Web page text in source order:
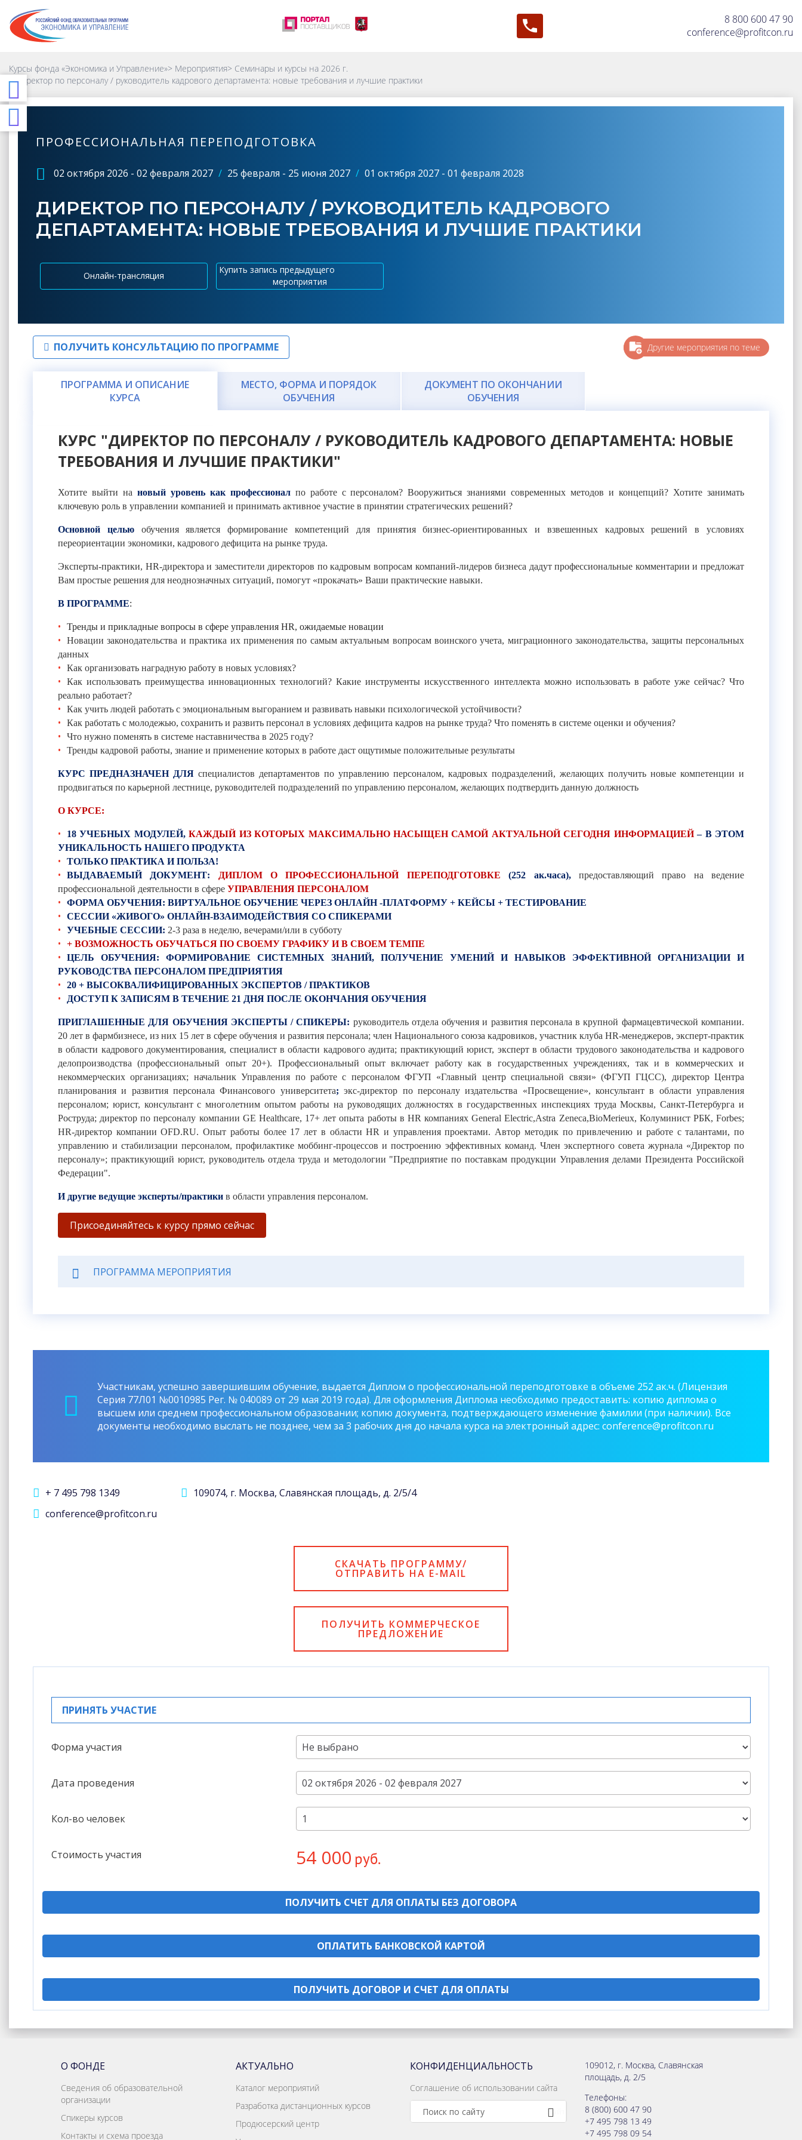
8 800 600 47 90
conference@profitcon.ru
Курсы фонда «Экономика и Управление»> Мероприятия> Семинары и курсы на 2026 г.
>Директор по персоналу / руководитель кадрового департамента: новые требования и лучшие практики
ПРОФЕССИОНАЛЬНАЯ ПЕРЕПОДГОТОВКА
02 октября 2026 - 02 февраля 2027 / 25 февраля - 25 июня 2027 / 01 октября 2027 - 01 февраля 2028
ДИРЕКТОР ПО ПЕРСОНАЛУ / РУКОВОДИТЕЛЬ КАДРОВОГО
ДЕПАРТАМЕНТА: НОВЫЕ ТРЕБОВАНИЯ И ЛУЧШИЕ ПРАКТИКИ
Онлайн-трансляция
Купить запись предыдущего
мероприятия
ПОЛУЧИТЬ КОНСУЛЬТАЦИЮ ПО ПРОГРАММЕ Другие мероприятия по теме
ПРОГРАММА И ОПИСАНИЕ
КУРСА
МЕСТО, ФОРМА И ПОРЯДОК
ОБУЧЕНИЯ
ДОКУМЕНТ ПО ОКОНЧАНИИ
ОБУЧЕНИЯ
КУРС "ДИРЕКТОР ПО ПЕРСОНАЛУ / РУКОВОДИТЕЛЬ КАДРОВОГО ДЕПАРТАМЕНТА: НОВЫЕ
ТРЕБОВАНИЯ И ЛУЧШИЕ ПРАКТИКИ"
Хотите выйти на новый уровень как профессионал по работе с персоналом? Вооружиться знаниями современных методов и концепций? Хотите занимать
ключевую роль в управлении компанией и принимать активное участие в принятии стратегических решений?
Основной целью обучения
является формирование компетенций для принятия бизнес-ориентированных и взвешенных кадровых решений в условиях
переориентации экономики, кадрового дефицита на рынке труда.
Эксперты-практики, HR-директора и заместители директоров по кадровым вопросам компаний-лидеров бизнеса дадут профессиональные комментарии и предложат
Вам простые решения для неоднозначных ситуаций, помогут «прокачать» Ваши практические навыки.
В ПРОГРАММЕ:
Тренды и прикладные вопросы в сфере управления HR, ожидаемые новации
Новации законодательства и практика их применения по самым актуальным вопросам воинского учета, миграционного законодательства, защиты персональных
данных
Как организовать наградную работу в новых условиях?
Как использовать преимущества инновационных технологий? Какие инструменты искусственного интеллекта можно использовать в работе уже сейчас? Что
реально работает?
Как учить людей работать с эмоциональным выгоранием и развивать навыки психологической устойчивости?
Как работать с молодежью, сохранить и развить персонал в условиях дефицита кадров на рынке труда? Что поменять в системе оценки и обучения?
Что нужно поменять в системе наставничества в 2025 году?
Тренды кадровой работы, знание и применение которых в работе даст ощутимые положительные результаты
КУРС ПРЕДНАЗНАЧЕН ДЛЯ специалистов департаментов по управлению персоналом, кадровых подразделений, желающих получить новые компетенции и
продвигаться по карьерной лестнице, руководителей подразделений по управлению персоналом, желающих подтвердить данную должность
О КУРСЕ:
18 УЧЕБНЫХ МОДУЛЕЙ,КАЖДЫЙ ИЗ КОТОРЫХ МАКСИМАЛЬНО НАСЫЩЕН САМОЙ АКТУАЛЬНОЙ СЕГОДНЯ ИНФОРМАЦИЕЙ– В ЭТОМ
УНИКАЛЬНОСТЬ НАШЕГО ПРОДУКТА
ТОЛЬКО ПРАКТИКА И ПОЛЬЗА!
ВЫДАВАЕМЫЙ ДОКУМЕНТ:
ДИПЛОМ О ПРОФЕССИОНАЛЬНОЙ ПЕРЕПОДГОТОВКЕ(252 ак.часа), предоставляющий право на ведение
профессиональной деятельности в сфере УПРАВЛЕНИЯ ПЕРСОНАЛОМ
ФОРМА ОБУЧЕНИЯ: ВИРТУАЛЬНОЕ ОБУЧЕНИЕ ЧЕРЕЗ ОНЛАЙН -ПЛАТФОРМУ + КЕЙСЫ + ТЕСТИРОВАНИЕ
СЕССИИ «ЖИВОГО» ОНЛАЙН-ВЗАИМОДЕЙСТВИЯ СО СПИКЕРАМИ
УЧЕБНЫЕ СЕССИИ: 2-3 раза в неделю, вечерами/или в субботу
+ ВОЗМОЖНОСТЬ ОБУЧАТЬСЯ ПО СВОЕМУ ГРАФИКУ И В СВОЕМ ТЕМПЕ
ЦЕЛЬ ОБУЧЕНИЯ: ФОРМИРОВАНИЕ СИСТЕМНЫХ ЗНАНИЙ, ПОЛУЧЕНИЕ УМЕНИЙ И НАВЫКОВ ЭФФЕКТИВНОЙ ОРГАНИЗАЦИИ И
РУКОВОДСТВА ПЕРСОНАЛОМ ПРЕДПРИЯТИЯ
20 + ВЫСОКВАЛИФИЦИРОВАННЫХ ЭКСПЕРТОВ / ПРАКТИКОВ
ДОСТУП К ЗАПИСЯМ В ТЕЧЕНИЕ 21 ДНЯ ПОСЛЕ ОКОНЧАНИЯ ОБУЧЕНИЯ
ПРИГЛАШЕННЫЕ ДЛЯ ОБУЧЕНИЯ ЭКСПЕРТЫ / СПИКЕРЫ: руководитель отдела обучения и развития персонала в крупной фармацевтической компании.
20 лет в фармбизнесе, из них 15 лет в сфере обучения и развития персонала; член Национального союза кадровиков, участник клуба HR-менеджеров, эксперт-практик
в области кадрового документирования, специалист в области кадрового аудита; практикующий юрист, эксперт в области трудового законодательства и кадрового
делопроизводства (профессиональный опыт 20+). Профессиональный опыт включает работу как в государственных учреждениях, так и в коммерческих и
некоммерческих организациях; начальник Управления по работе с персоналом ФГУП «Главный центр специальной связи» (ФГУП ГЦСС), директор Центра
планирования и развития персонала Финансового университета;экс-директор по персоналу издательства «Просвещение», консультант в области управления
персоналом; юрист, консультант с многолетним опытом работы на руководящих должностях в государственных инспекциях труда Москвы, Санкт-Петербурга и
Роструда; директор по персоналу компании GE Healthcare, 17+ лет опыта работы в HR компаниях General Electric,Astra Zeneca,BioMerieux, Колуминист РБК, Forbes;
HR-директор компании OFD.RU. Опыт работы более 17 лет в области HR и управления проектами. Автор методик по привлечению и работе с талантами, по
управлению и стабилизации персоналом, профилактике моббинг-процессов и построению эффективных команд. Член экспертного совета журнала «Директор по
персоналу»; практикующий юрист, руководитель отдела труда и методологии "Предприятие по поставкам продукции Управления делами Президента Российской
Федерации".
И другие ведущие эксперты/практики в области управления персоналом.
Присоединяйтесь к курсу прямо сейчас
ПРОГРАММА МЕРОПРИЯТИЯ
Участникам, успешно завершившим обучение, выдается Диплом о профессиональной переподготовке в объеме 252 ак.ч. (Лицензия
Серия 77Л01 №0010985 Рег. № 040089 от 29 мая 2019 года). Для оформления Диплома необходимо предоставить: копию диплома о
высшем или среднем профессиональном образовании; копию документа, подтверждающего изменение фамилии (при наличии). Все
документы необходимо выслать не позднее, чем за 3 рабочих дня до начала курса на электронный адрес: conference@profitcon.ru
+ 7 495 798 1349
conference@profitcon.ru
109074, г. Москва, Славянская площадь, д. 2/5/4
СКАЧАТЬ ПРОГРАММУ/
ОТПРАВИТЬ НА E-MAIL
ПОЛУЧИТЬ КОММЕРЧЕСКОЕ
ПРЕДЛОЖЕНИЕ
ПРИНЯТЬ УЧАСТИЕ
Форма участия
Дата проведения
Кол-во человек
Стоимость участия 54 000 руб.
ПОЛУЧИТЬ СЧЕТ ДЛЯ ОПЛАТЫ БЕЗ ДОГОВОРА
ОПЛАТИТЬ БАНКОВСКОЙ КАРТОЙ
ПОЛУЧИТЬ ДОГОВОР И СЧЕТ ДЛЯ ОПЛАТЫ
О ФОНДЕ
Сведения об образовательной
организации
Спикеры курсов
Контакты и схема проезда
АКТУАЛЬНО
Каталог мероприятий
Разработка дистанционных курсов
Продюсерский центр
КОНФИДЕНЦИАЛЬНОСТЬ
Соглашение об использовании сайта
109012, г. Москва, Славянская
площадь, д. 2/5
Телефоны:
8 (800) 600 47 90
+7 495 798 13 49
+7 495 798 09 54